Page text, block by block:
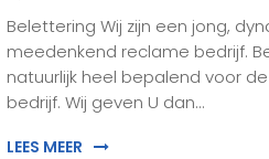
Belettering Wij zijn een jong,
meedenkend reclame bedrijf.
natuurlijk heel bepalend voor
bedrijf. Wij geven U dan…
LEES MEER